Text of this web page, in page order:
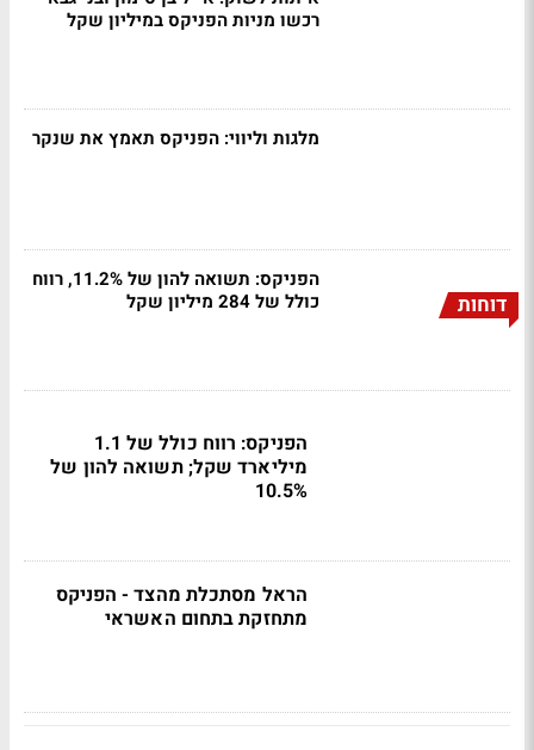
רכשו מניות הפניקס במיליון שקל
מלגות וליווי: הפניקס תאמץ את שנקר
דוחות
הפניקס: תשואה להון של 11.2%, רווח
כולל של 284 מיליון שקל
הפניקס: רווח כולל של 1.1
מיליארד שקל; תשואה להון של
10.5%
הראל מסתכלת מהצד - הפניקס
מתחזקת בתחום האשראי